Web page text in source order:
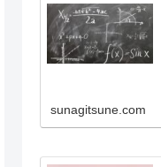
sunagitsune.com